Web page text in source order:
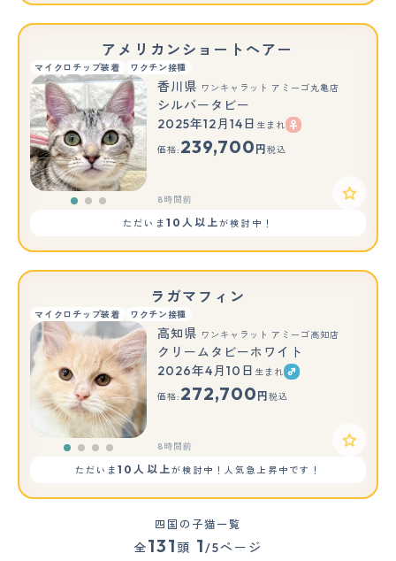
アメリカンショートヘアー
マイクロチップ装着 ワクチン接種
もっと見る
香川県 ワンキャラット アミーゴ丸亀店
シルバータビー
2025年12月14日 生まれ
価格: 239,700 円 税込
8時間前
ただいま 10人以上が検討中！
ラガマフィン
マイクロチップ装着 ワクチン接種
高知県 ワンキャラット アミーゴ高知店
クリームタビーホワイト
2026年4月10日 生まれ
価格: 272,700 円 税込
8時間前
ただいま10人以上が検討中！人気急上昇中です！
四国の子猫一覧
全131 頭 1/5ページ